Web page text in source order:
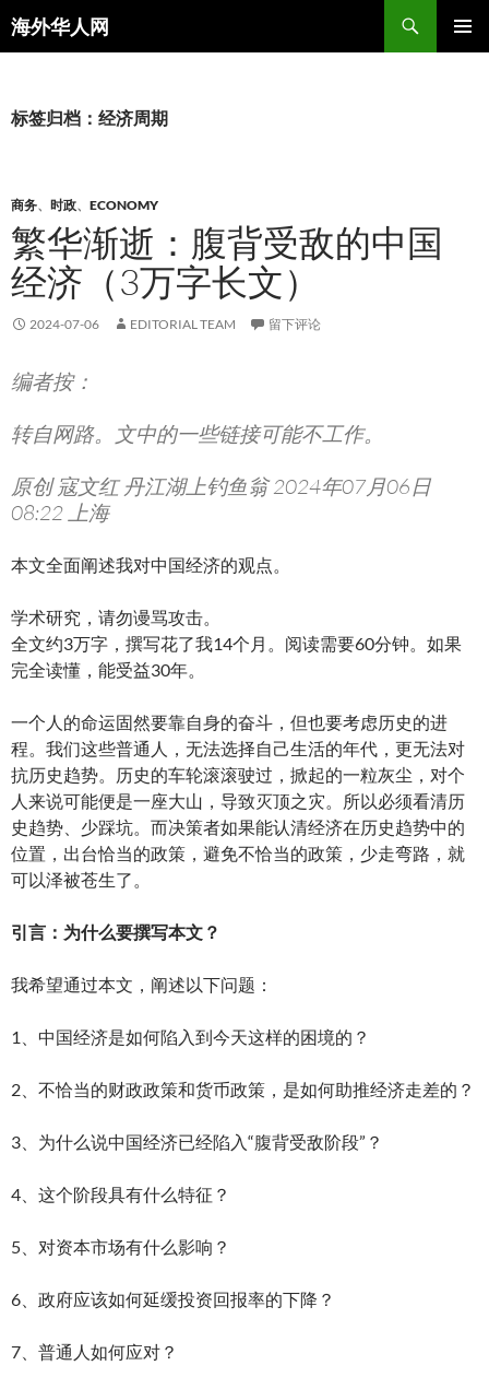
海外华人网
搜
索
文
标签归档：经济周期
商务、 时政、 ECONOMY
繁华渐逝：腹背受敌的中国
经济（3万字长文）
2024-07-06 EDITORIAL TEAM 留下评论
编者按：
转自网路。文中的一些链接可能不工作。
原创 寇文红 丹江湖上钓鱼翁 2024年07月06日
08:22 上海
本文全面阐述我对中国经济的观点。
学术研究，请勿谩骂攻击。
全文约3万字，撰写花了我14个月。阅读需要60分钟。如果
完全读懂，能受益30年。
一个人的命运固然要靠自身的奋斗，但也要考虑历史的进
程。我们这些普通人，无法选择自己生活的年代，更无法对
抗历史趋势。历史的车轮滚滚驶过，掀起的一粒灰尘，对个
人来说可能便是一座大山，导致灭顶之灾。所以必须看清历
史趋势、少踩坑。而决策者如果能认清经济在历史趋势中的
位置，出台恰当的政策，避免不恰当的政策，少走弯路，就
可以泽被苍生了。
引言：为什么要撰写本文？
我希望通过本文，阐述以下问题：
1、中国经济是如何陷入到今天这样的困境的？
2、不恰当的财政政策和货币政策，是如何助推经济走差的？
3、为什么说中国经济已经陷入“腹背受敌阶段”？
4、这个阶段具有什么特征？
5、对资本市场有什么影响？
6、政府应该如何延缓投资回报率的下降？
7、普通人如何应对？